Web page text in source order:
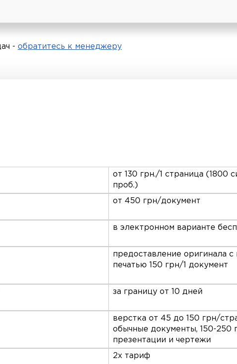
- обратитесь к менеджеру
от 130 грн./1 страница (1800
проб.)
от 450 грн/документ
в электронном варианте
предоставление оригинала с
печатью 150 грн/1 документ
за границу от 10 дней
верстка от 45 до 150 грн/
обычные документы, 150-250
презентации и чертежи
2х тариф